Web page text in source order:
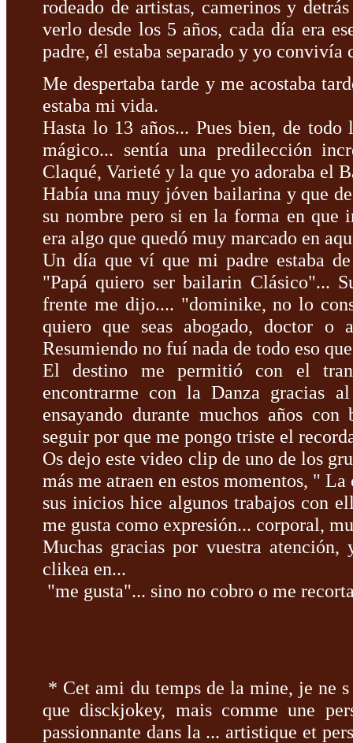
rodeado de artistas, camerinos y
verlo desde los 5 años, cada día era
padre, él estaba separado y yo convivía
Me despertaba tarde y me acostaba
estaba mi vida.
Hasta lo 13 años... Pues bien, de
mágico... sentía una predilección
Claqué, Varieté y la que yo adoraba el
Había una muy jóven bailarina y que
su nombre pero si en la forma en que
era algo que quedó muy marcado en
Un día que ví que mi padre estaba
"Papá quiero ser bailarin Clásico"...
frente me dijo.... "dominike, no lo
quiero que seas abogado, doctor o
Resumiendo no fuí nada de todo eso
El destino me permitió con el
encontrarme con la Danza gracias
ensayando durante muchos años
seguir por que me pongo triste el
Os dejo este video clip de uno de los
más me atraen en estos momentos, " La
sus inicios hice algunos trabajos con
me gusta como expresión... corporal,
Muchas gracias por vuestra
clikea en...
"me gusta"... sino no cobro o me
* Cet ami du temps de la mine, je ne s
que disckjokey, mais comme une
passionnante dans la ... artistique et